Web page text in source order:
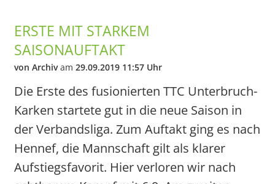
ERSTE MIT STARKEM
SAISONAUFTAKT
von Archivam 29.09.2019 11:57 Uhr
Die Erste des fusionierten TTC Unterbruch-
Karken startete gut in die neue Saison in
der Verbandsliga. Zum Auftakt ging es nach
Hennef, die Mannschaft gilt als klarer
Aufstiegsfavorit. Hier verloren wir nach